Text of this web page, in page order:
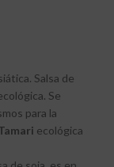
Salsa de
Se
para la
ecológica